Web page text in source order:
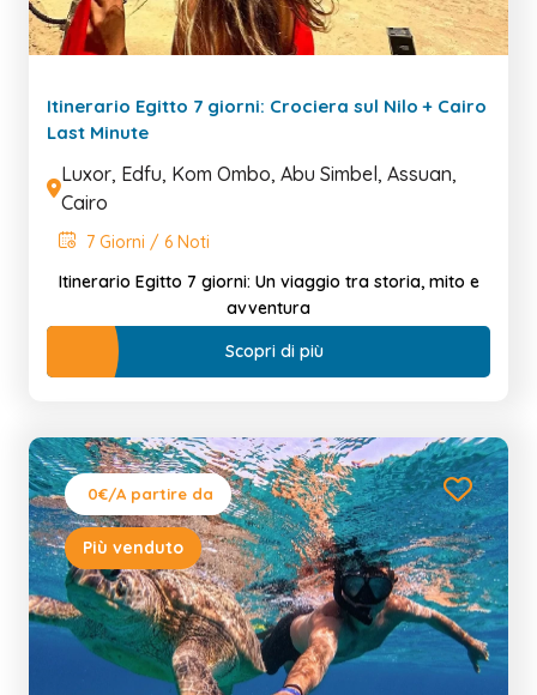
Itinerario Egitto 7 giorni: Crociera sul Nilo + Cairo
Last Minute
Luxor, Edfu, Kom Ombo, Abu Simbel, Assuan,
Cairo
7 Giorni / 6 Noti
Itinerario Egitto 7 giorni: Un viaggio tra storia, mito e
avventura
Scopri di più
0€/A partire da
Più venduto